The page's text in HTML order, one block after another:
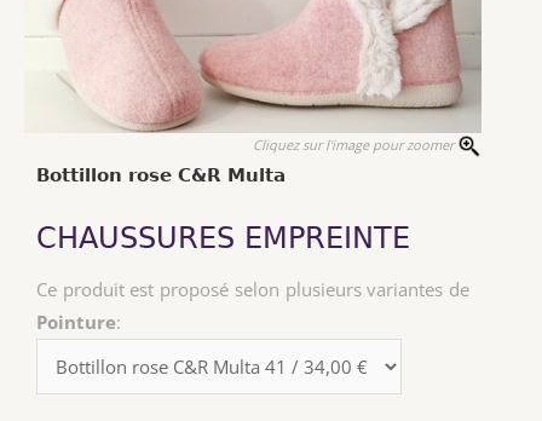
Cliquez sur l'image pour zoomer
Bottillon rose C&R Multa
CHAUSSURES EMPREINTE
Ce produit est proposé selon plusieurs variantes de
Pointure: